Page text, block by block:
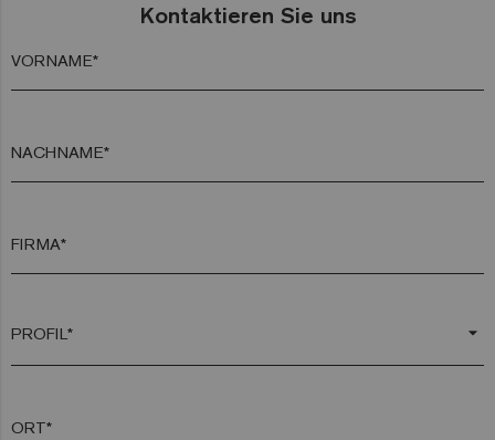
Kontaktieren Sie uns
VORNAME*
NACHNAME*
FIRMA*
arrow_drop_down
ORT*